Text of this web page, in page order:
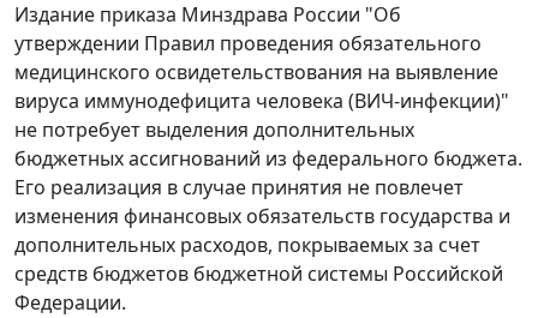
Издание приказа Минздрава России "Об
утверждении Правил проведения обязательного
медицинского освидетельствования на выявление
вируса иммунодефицита человека (ВИЧ-инфекции)"
не потребует выделения дополнительных
бюджетных ассигнований из федерального бюджета.
Его реализация в случае принятия не повлечет
изменения финансовых обязательств государства и
дополнительных расходов, покрываемых за счет
средств бюджетов бюджетной системы Российской
Федерации.